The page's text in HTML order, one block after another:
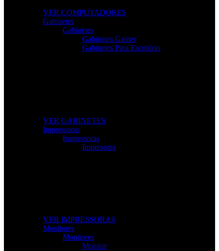
VER COMPUTADORES
Gabinetes
Gabinetes
Gabinetes Gamer
Gabinetes Para Escritório
VER GABINETES
Impressoras
Impressoras
Impressora
VER IMPRESSORAS
Monitores
Monitores
Monitor